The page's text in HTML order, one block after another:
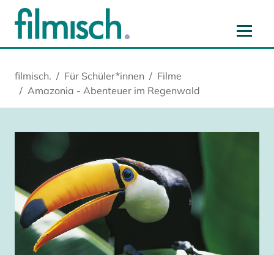
Hauptinhalt springen
Hauptnavigation springen
Cookie-Einstellungen springen
Startseite springen
filmisch. Für Schüler*innen
Filme
Amazonia - Abenteuer im Regenwald